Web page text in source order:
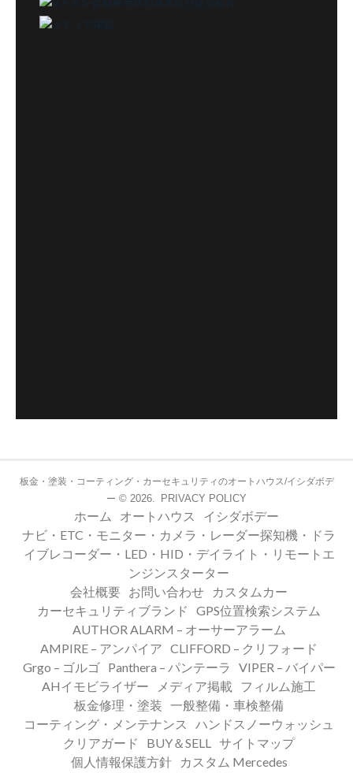
板金・塗装・コーティング・カーセキュリティのオートハウス/イシダボデ
ー © 2026. PRIVACY POLICY
ホーム オートハウス
イシダボデー
ナビ・ETC・モニター・カメラ・レーダー探知機・ドラ
イブレコーダー・LED・HID・デイライト・リモートエ
ンジンスターター
会社概要
お問い合わせ
カスタムカー
カーセキュリティブランド
GPS位置検索システム
AUTHOR ALARM – オーサーアラーム
AMPIRE – アンパイア CLIFFORD – クリフォード
Grgo – ゴルゴ
Panthera – パンテーラ
VIPER – バイパー
AHイモビライザー
メディア掲載
フィルム施工
板金修理・塗装 一般整備・車検整備
コーティング・メンテナンス
ハンドスノーウォッシュ
クリアガード
BUY＆SELL
サイトマップ
個人情報保護方針
カスタム Mercedes